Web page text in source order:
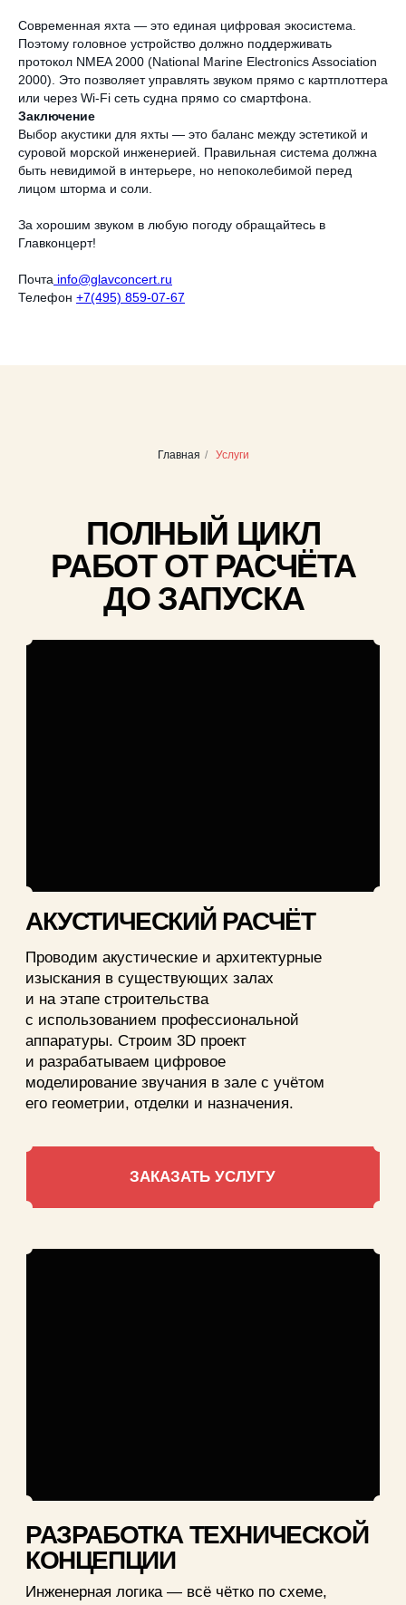
Современная яхта — это единая цифровая экосистема.
Поэтому головное устройство должно поддерживать
протокол NMEA 2000 (National Marine Electronics Association
2000). Это позволяет управлять звуком прямо с картплоттера
или через Wi-Fi сеть судна прямо со смартфона.
Заключение
Выбор акустики для яхты — это баланс между эстетикой и
суровой морской инженерией. Правильная система должна
быть невидимой в интерьере, но непоколебимой перед
лицом шторма и соли.
За хорошим звуком в любую погоду обращайтесь в
Главконцерт!
Почта info@glavconcert.ru
Телефон +7(495) 859-07-67
Главная / Услуги
МОНТАЖ МУЛЬТИМЕДИА
Аудиовизуальные инсталляции любой
сложности: аудио, видео, световое
интеграция в существующую архитектуру
и дизайн. Монтаж с пусконаладкой
ЗАКАЗАТЬ УСЛУГУ
ТЕХНИЧЕСКАЯ
ПОДДЕРЖКА
Обучаем ваш инженерный и эксплуатирующий
персонал, осуществляем гарантийный сервис